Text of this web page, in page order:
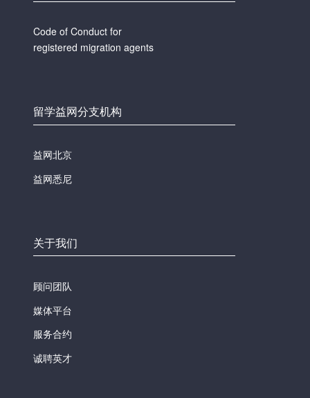
Code of Conduct for
registered migration agents
留学益网分支机构
益网北京
益网悉尼
关于我们
顾问团队
媒体平台
服务合约
诚聘英才